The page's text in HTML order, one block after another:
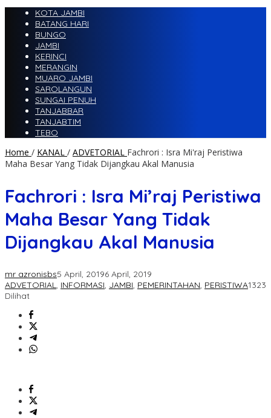
KOTA JAMBI
BATANG HARI
BUNGO
JAMBI
KERINCI
MERANGIN
MUARO JAMBI
SAROLANGUN
SUNGAI PENUH
TANJABBAR
TANJABTIM
TEBO
Home / KANAL / ADVETORIAL Fachrori : Isra Mi'raj Peristiwa
Maha Besar Yang Tidak Dijangkau Akal Manusia
Fachrori : Isra Mi’raj Peristiwa
Maha Besar Yang Tidak
Dijangkau Akal Manusia
mr azronisbs5 April, 20196 April, 2019
ADVETORIAL, INFORMASI, JAMBI, PEMERINTAHAN, PERISTIWA1323
Dilihat